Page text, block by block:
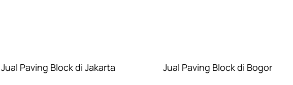
Jual Paving Block di Jakarta Jual Paving Block di Bogor